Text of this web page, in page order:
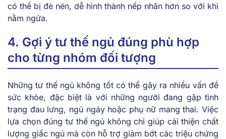
có thể bị đè nén, dễ hình thành nếp nhăn hơn so với khi
nằm ngửa.
4. Gợi ý tư thế ngủ đúng phù hợp
cho từng nhóm đối tượng
Những tư thế ngủ không tốt có thể gây ra nhiều vấn đề
sức khỏe, đặc biệt là với những người đang gặp tình
trạng đau lưng, ngủ ngáy hoặc phụ nữ mang thai. Việc
lựa chọn đúng tư thế ngủ không chỉ giúp cải thiện chất
lượng giấc ngủ mà còn hỗ trợ giảm bớt các triệu chứng